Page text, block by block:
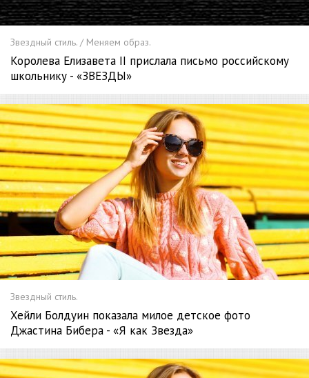
Звездный стиль. / Меняем образ.
Королева Елизавета II прислала письмо российскому
школьнику - «ЗВЕЗДЫ»
Звездный стиль.
Хейли Болдуин показала милое детское фото
Джастина Бибера - «Я как Звезда»